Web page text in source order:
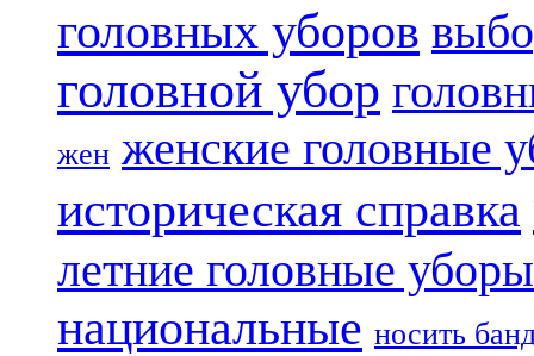
головных уборов
головной убор
жен женские головные
историческая справка
летние головные уборы
национальные носить